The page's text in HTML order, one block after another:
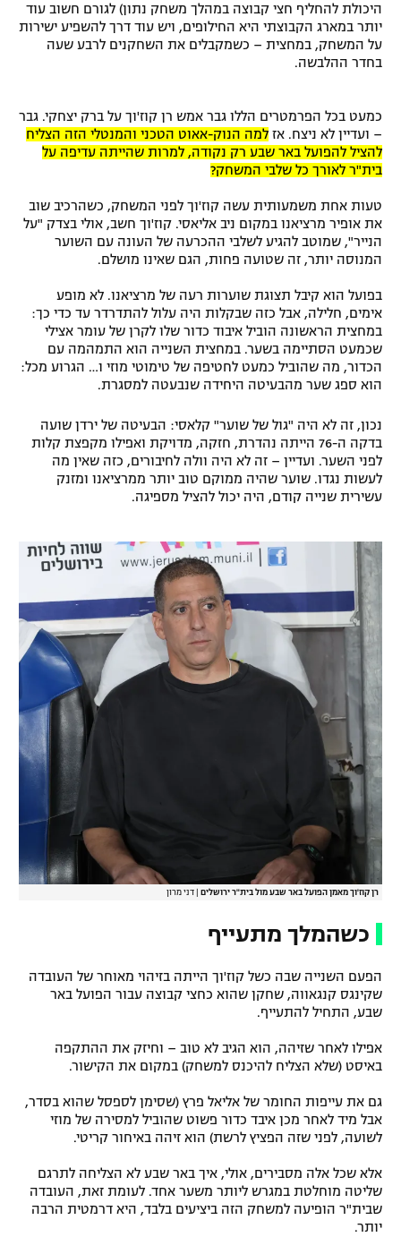
היכולת להחליף חצי קבוצה במהלך משחק נתון) לגורם חשוב עוד
יותר במארג הקבוצתי היא החילופים, ויש עוד דרך להשפיע ישירות
על המשחק, במחצית – כשמקבלים את השחקנים לרבע שעה
בחדר ההלבשה.
כמעט בכל הפרמטרים הללו גבר אמש רן קוז'וך על ברק יצחקי. גבר
– ועדיין לא ניצח. אז למה הנוק-אאוט הטכני והמנטלי הזה הצליח
להציל להפועל באר שבע רק נקודה, למרות שהייתה עדיפה על
בית"ר לאורך כל שלבי המשחק?
טעות אחת משמעותית עשה קוז'וך לפני המשחק, כשהרכיב שוב
את אופיר מרציאנו במקום ניב אליאסי. קוז'וך חשב, אולי בצדק "על
הנייר", שמוטב להגיע לשלבי ההכרעה של העונה עם השוער
המנוסה יותר, זה שטועה פחות, הגם שאינו מושלם.
בפועל הוא קיבל תצוגת שוערות רעה של מרציאנו. לא מופע
אימים, חלילה, אבל כזה שבקלות היה עלול להתדרדר עד כדי כך:
במחצית הראשונה הוביל איבוד כדור שלו לקרן של עומר אצילי
שכמעט הסתיימה בשער. במחצית השנייה הוא התמהמה עם
הכדור, מה שהוביל כמעט לחטיפה של טימוטי מוזי ו… הגרוע מכל:
הוא ספג שער מהבעיטה היחידה שנבעטה למסגרת.
נכון, זה לא היה "גול של שוער" קלאסי: הבעיטה של ירדן שועה
בדקה ה-76 הייתה נהדרת, חזקה, מדויקת ואפילו מקפצת קלות
לפני השער. ועדיין – זה לא היה וולה לחיבורים, כזה שאין מה
לעשות נגדו. שוער שהיה ממוקם טוב יותר ממרציאנו ומזנק
עשירית שנייה קודם, היה יכול להציל מספיגה.
רן קוז'וך מאמן הפועל באר שבע מול בית"ר ירושלים דני מרון
כשהמלך מתעייף
הפעם השנייה שבה כשל קוז'וך הייתה בזיהוי מאוחר של העובדה
שקינגס קנגאווה, שחקן שהוא כחצי קבוצה עבור הפועל באר
שבע, התחיל להתעייף.
אפילו לאחר שזיהה, הוא הגיב לא טוב – וחיזק את ההתקפה
באיסט (שלא הצליח להיכנס למשחק) במקום את הקישור.
גם את עייפות החומר של אליאל פרץ (שסימן לספסל שהוא בסדר,
אבל מיד לאחר מכן איבד כדור פשוט שהוביל למסירה של מוזי
לשועה, לפני שזה הפציץ לרשת) הוא זיהה באיחור קריטי.
אלא שכל אלה מסבירים, אולי, איך באר שבע לא הצליחה לתרגם
שליטה מוחלטת במגרש ליותר משער אחד. לעומת זאת, העובדה
שבית"ר הופיעה למשחק הזה ביציעים בלבד, היא דרמטית הרבה
יותר.